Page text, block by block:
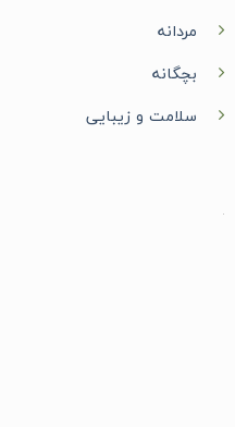
مردانه
بچگانه
سلامت و زیبایی